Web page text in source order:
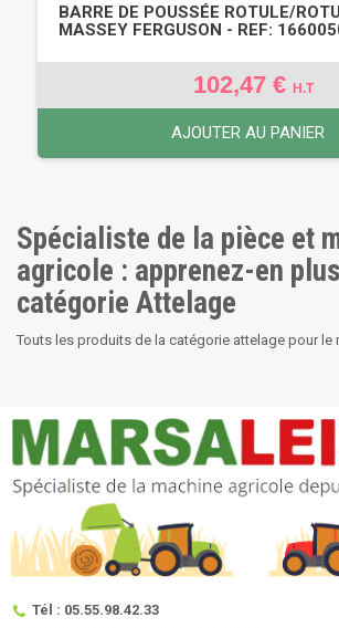
BARRE DE POUSSÉE ROTULE/
MASSEY FERGUSON - REF:
102,47 € H.T
AJOUTER AU PANIER
Spécialiste de la pièce et
agricole : apprenez-en
catégorie Attelage
Touts les produits de la catégorie attelage pour le
Tél : 05.55.98.42.33